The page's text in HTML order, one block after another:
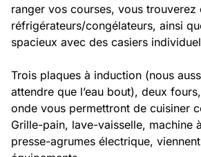
ranger vos courses, vous trouverez
réfrigérateurs/congélateurs, ainsi
spacieux avec des casiers
Trois plaques à induction (nous
attendre que l’eau bout), deux
onde vous permettront de cuisiner
Grille-pain, lave-vaisselle, machine
presse-agrumes électrique,